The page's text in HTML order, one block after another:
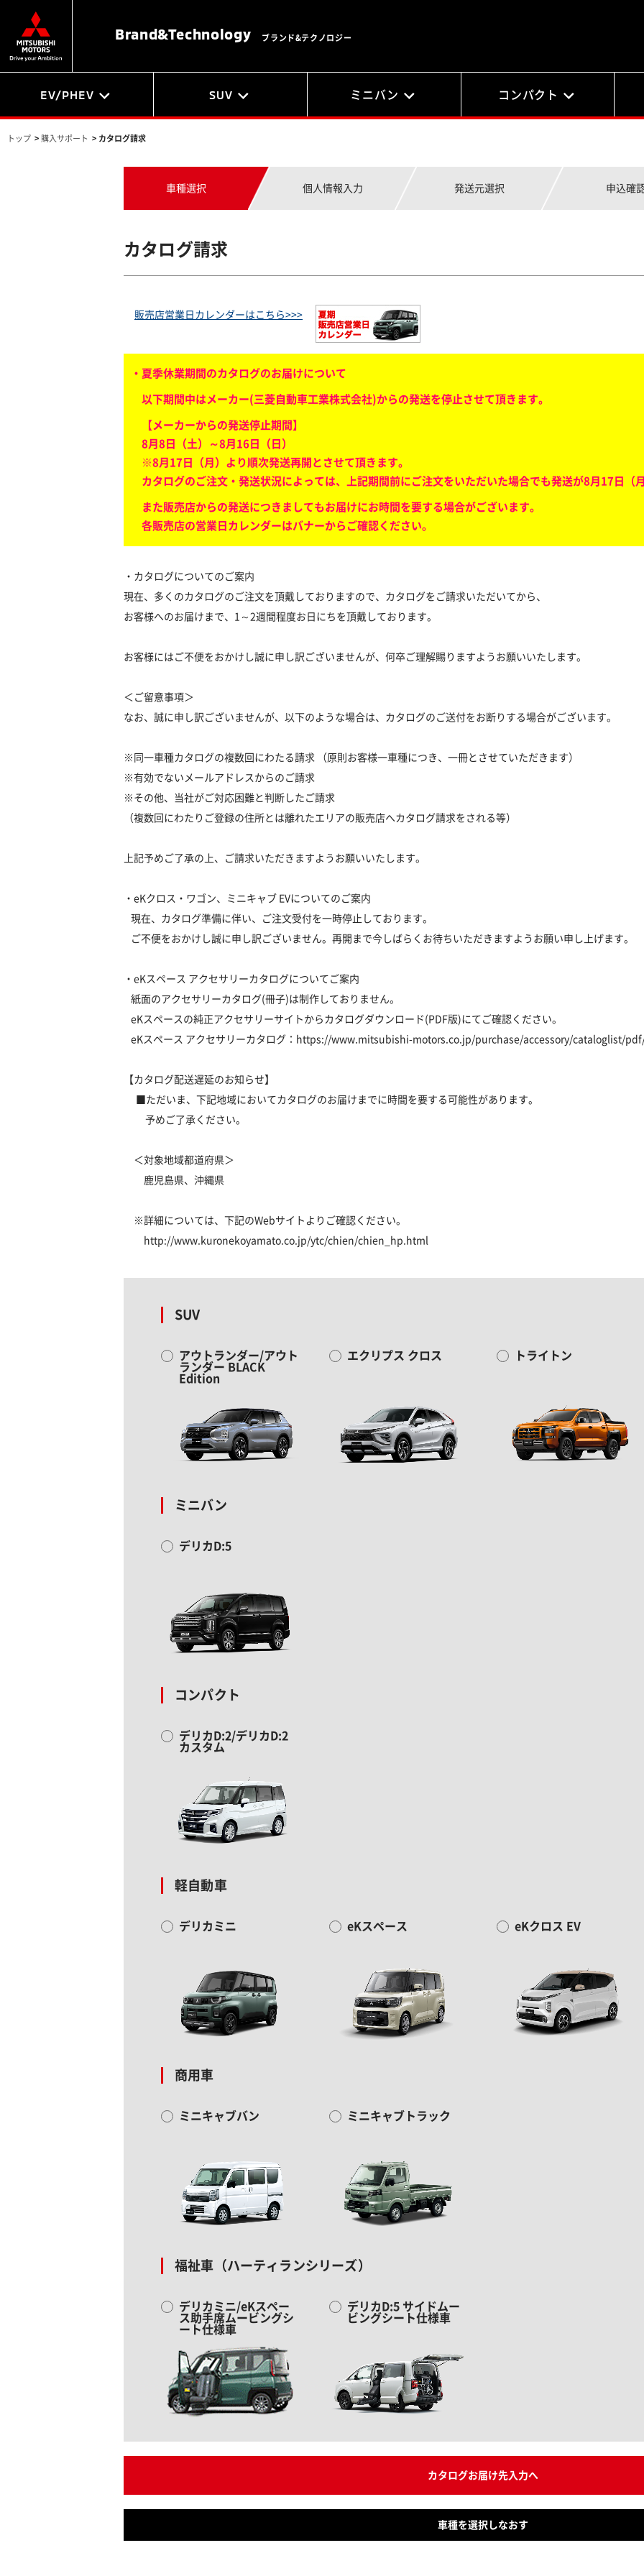
Brand&Technology ブランド&テクノロジー
EV/PHEV SUV ミニバン コンパクト
トップ > 購入サポート > カタログ請求
車種選択 個人情報入力 発送元選択 申込確
カタログ請求
販売店営業日カレンダーはこちら>>>
・夏季休業期間のカタログのお届けについて
以下期間中はメーカー(三菱自動車工業株式会社)からの発送を停止させて頂きます。
【メーカーからの発送停止期間】
8月8日（土）～8月16日（日）
※8月17日（月）より順次発送再開とさせて頂きます。
カタログのご注文・発送状況によっては、上記期間前にご注文をいただいた場合でも発送が8月17日（
また販売店からの発送につきましてもお届けにお時間を要する場合がございます。
各販売店の営業日カレンダーはバナーからご確認ください。
・カタログについてのご案内
現在、多くのカタログのご注文を頂戴しておりますので、カタログをご請求いただいてから、
お客様へのお届けまで、1～2週間程度お日にちを頂戴しております。
お客様にはご不便をおかけし誠に申し訳ございませんが、何卒ご理解賜りますようお願いいたします。
＜ご留意事項＞
なお、誠に申し訳ございませんが、以下のような場合は、カタログのご送付をお断りする場合がございます。
※同一車種カタログの複数回にわたる請求 （原則お客様一車種につき、一冊とさせていただきます）
※有効でないメールアドレスからのご請求
※その他、当社がご対応困難と判断したご請求
（複数回にわたりご登録の住所とは離れたエリアの販売店へカタログ請求をされる等）
上記予めご了承の上、ご請求いただきますようお願いいたします。
・eKクロス・ワゴン、ミニキャブ EVについてのご案内
現在、カタログ準備に伴い、ご注文受付を一時停止しております。
ご不便をおかけし誠に申し訳ございません。再開まで今しばらくお待ちいただきますようお願い申し上げます。
・eKスペース アクセサリーカタログについてご案内
紙面のアクセサリーカタログ(冊子)は制作しておりません。
eKスペースの純正アクセサリーサイトからカタログダウンロード(PDF版)にてご確認ください。
eKスペース アクセサリーカタログ： https://www.mitsubishi-motors.co.jp/purchase/accessory/cataloglist/
【カタログ配送遅延のお知らせ】
■ただいま、下記地域においてカタログのお届けまでに時間を要する可能性があります。
予めご了承ください。
＜対象地域都道府県＞
鹿児島県、沖縄県
※詳細については、下記のWebサイトよりご確認ください。
http://www.kuronekoyamato.co.jp/ytc/chien/chien_hp.html
SUV
アウトランダー/アウト
ランダー BLACK
Edition
エクリプス クロス トライトン
ミニバン
デリカD:5
コンパクト
デリカD:2/デリカD:2
カスタム
軽自動車
デリカミニ eKスペース eKクロス EV
商用車
ミニキャブバン ミニキャブトラック
福祉車（ハーティランシリーズ）
デリカミニ/eKスペー
ス助手席ムービングシ
ート仕様車
デリカD:5 サイドムー
ビングシート仕様車
カタログお届け先入力へ
車種を選択しなおす